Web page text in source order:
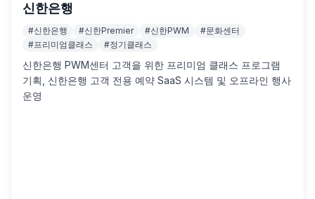
신한은행
#신한은행 #신한Premier #신한PWM #문화센터
#프리미엄클래스 #정기클래스
신한은행 PWM센터 고객을 위한 프리미엄 클래스 프로그램
기획, 신한은행 고객 전용 예약 SaaS 시스템 및 오프라인 행사
운영